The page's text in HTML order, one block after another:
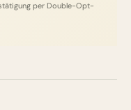
per Double-Opt-